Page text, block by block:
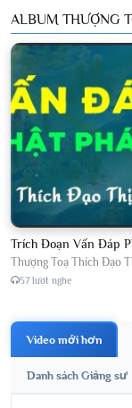
ALBUM THƯỢNG
Thượng Toạ Thích Đạo
57 lượt nghe
Video mới hơn
Danh sách Giảng sư